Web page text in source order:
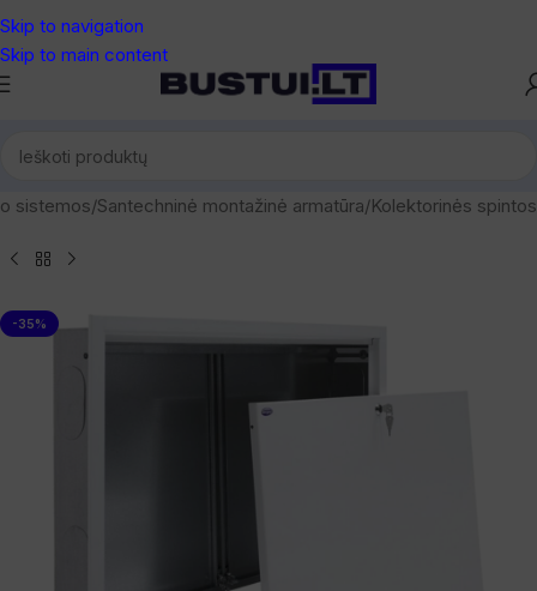
Skip to navigation
Skip to main content
sistemos/Santechninė montažinė armatūra/Kolektorinės spintos
-35%